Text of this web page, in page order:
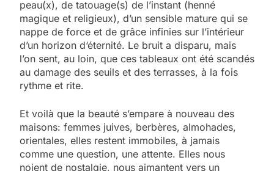
peau(x), de tatouage(s) de l’instant (henné
magique et religieux), d’un sensible mature qui se
nappe de force et de grâce infinies sur l’intérieur
d’un horizon d‘éternité. Le bruit a disparu, mais
l’on sent, au loin, que ces tableaux ont été scandés
au damage des seuils et des terrasses, à la fois
rythme et rite.
Et voilà que la beauté s’empare à nouveau des
maisons: femmes juives, berbères, almohades,
orientales, elles restent immobiles, à jamais
comme une question, une attente. Elles nous
noient de nostalgie, nous aimantent vers un